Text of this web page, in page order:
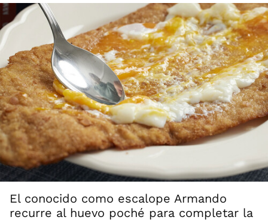
El conocido como escalope Armando
recurre al huevo poché para completar la